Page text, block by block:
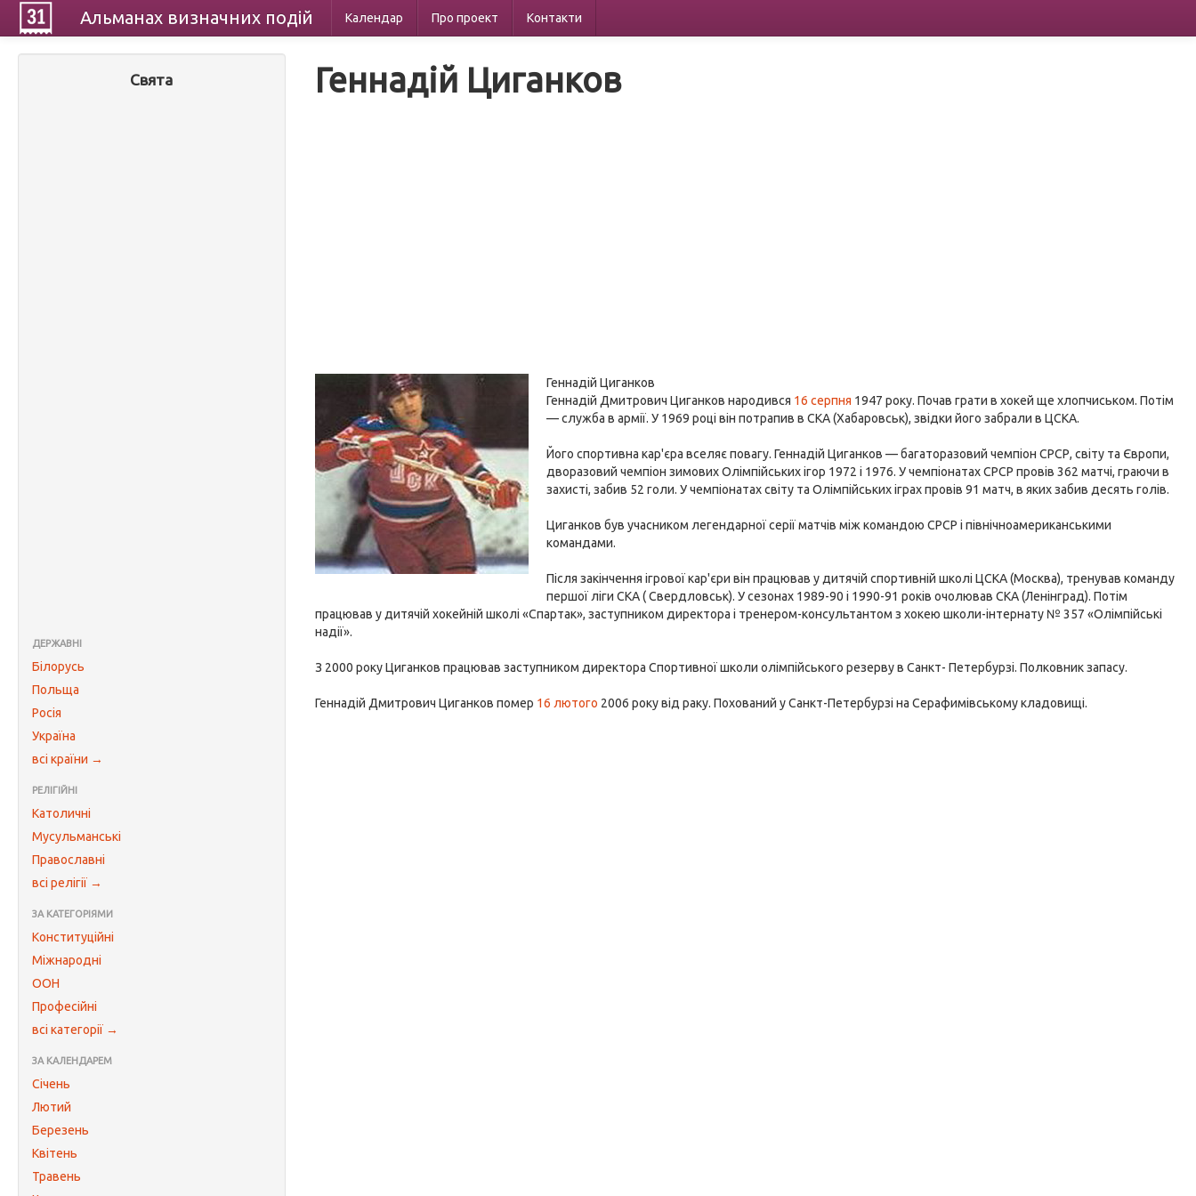
Альманах визначних подій Календар Про проект Контакти
Свята
ДЕРЖАВНІ
Білорусь
Польща
Росія
Україна
всі країни →
РЕЛІГІЙНІ
Католичні
Мусульманські
Православні
всі релігії →
ЗА КАТЕГОРІЯМИ
Конституційні
Міжнародні
ООН
Професійні
всі категорії →
ЗА КАЛЕНДАРЕМ
Січень
Лютий
Березень
Квітень
Травень
Геннадій Циганков
Геннадій Циганков
Геннадій Дмитрович Циганков народився 16 серпня 1947 року. Почав грати в хокей ще хлопчиськом. Потім
— служба в армії. У 1969 році він потрапив в СКА (Хабаровськ), звідки його забрали в ЦСКА.
Його спортивна кар'єра вселяє повагу. Геннадій Циганков — багаторазовий чемпіон СРСР, світу та Європи,
дворазовий чемпіон зимових Олімпійських ігор 1972 і 1976. У чемпіонатах СРСР провів 362 матчі, граючи в
захисті, забив 52 голи. У чемпіонатах світу та Олімпійських іграх провів 91 матч, в яких забив десять голів.
Циганков був учасником легендарної серії матчів між командою СРСР і північноамериканськими
командами.
Після закінчення ігрової кар'єри він працював у дитячій спортивній школі ЦСКА (Москва), тренував команду
першої ліги СКА ( Свердловськ). У сезонах 1989-90 і 1990-91 років очолював СКА (Ленінград). Потім
працював у дитячій хокейній школі «Спартак», заступником директора і тренером-консультантом з хокею школи-інтернату № 357 «Олімпійські
надії».
З 2000 року Циганков працював заступником директора Спортивної школи олімпійського резерву в Санкт- Петербурзі. Полковник запасу.
Геннадій Дмитрович Циганков помер 16 лютого 2006 року від раку. Похований у Санкт-Петербурзі на Серафимівському кладовищі.